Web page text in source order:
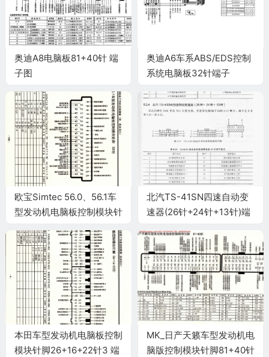
奥迪A8电脑板81+40针 端
子图
奥迪A6车系ABS/EDS控制
系统电脑板32针端子
欧宝Simtec 56.0、56.1车
型发动机电脑板控制模块针
北汽TS-41SN四速自动变
速器(26针+24针+13针)端
本田车型发动机电脑板控制
模块针脚26+16+22针3 端
MK_日产天籁车型发动机电
脑版控制模块针脚81+40针